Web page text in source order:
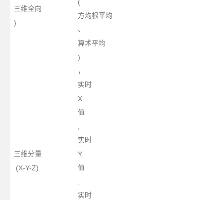
三维全向
)
(
方均根平均
、
算术平均
)
，
三维分量
(X-Y-Z)
实时
X
值
实时
Y
值
实时